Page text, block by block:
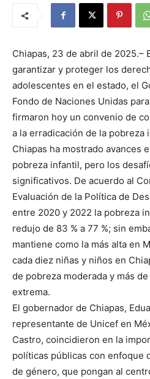
Chiapas, 23 de abril de 2025.–
garantizar y proteger los
adolescentes en el estado, el
Fondo de Naciones Unidas
firmaron hoy un convenio de
a la erradicación de la pobreza
Chiapas ha mostrado avances
pobreza infantil, pero los
significativos. De acuerdo al
Evaluación de la Política de
entre 2020 y 2022 la pobreza
redujo de 83 % a 77 %; sin
mantiene como la más alta en
cada diez niñas y niños en
de pobreza moderada y más
extrema.
El gobernador de Chiapas,
representante de Unicef en
Castro, coincidieron en la
políticas públicas con enfoque
de género, que pongan al